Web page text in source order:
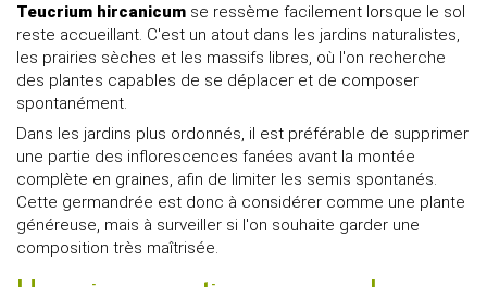
Teucrium hircanicum se ressème facilement lorsque le sol
reste accueillant. C'est un atout dans les jardins naturalistes,
les prairies sèches et les massifs libres, où l'on recherche
des plantes capables de se déplacer et de composer
spontanément.
Dans les jardins plus ordonnés, il est préférable de supprimer
une partie des inflorescences fanées avant la montée
complète en graines, afin de limiter les semis spontanés.
Cette germandrée est donc à considérer comme une plante
généreuse, mais à surveiller si l'on souhaite garder une
composition très maîtrisée.